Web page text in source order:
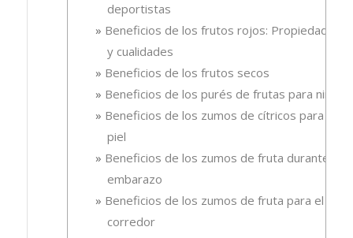
deportistas
Beneficios de los frutos rojos: Propiedades
y cualidades
Beneficios de los frutos secos
Beneficios de los purés de frutas para niños
Beneficios de los zumos de cítricos para la
piel
Beneficios de los zumos de fruta durante el
embarazo
Beneficios de los zumos de fruta para el
corredor